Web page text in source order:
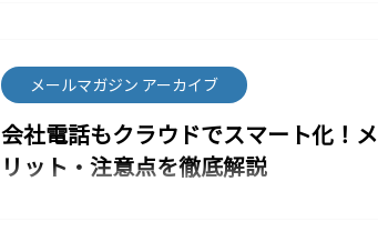
内 今でしたら、期間限定で着信ルーティングオプショ
ンを 『月額1,000円』で追加が可能です。 迷惑電話が
多く困っている キャンペーン金額であれば導入したい
という企業様にもご利用いただきやすい内容となって
います。 導入メリット 迷惑電話による業務中断を防止
率に大きく影響してしまいます。 迷惑電話対策、でき
ていますか？ RemoTELでは、代表番号はそのままに
ロック設定 営業時間外の自動音声対応 スマホ/PCでの
受電対応 といった機能により、電話業務の最適化が可
会社電話もクラウドでスマート化！メ
リット・注意点を徹底解説
メールマガジン アーカイブ